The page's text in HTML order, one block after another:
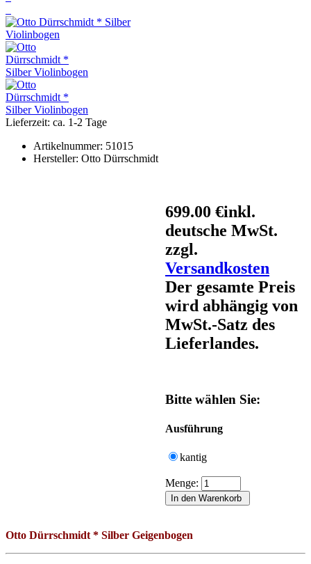
Lieferzeit: ca. 1-2 Tage
Artikelnummer: 51015
Hersteller: Otto Dürrschmidt
699.00 €inkl.
deutsche MwSt.
zzgl.
Versandkosten
Der gesamte Preis
wird abhängig von
MwSt.-Satz des
Lieferlandes.
Bitte wählen Sie:
Ausführung
kantig
Menge:
Otto Dürrschmidt * Silber Geigenbogen